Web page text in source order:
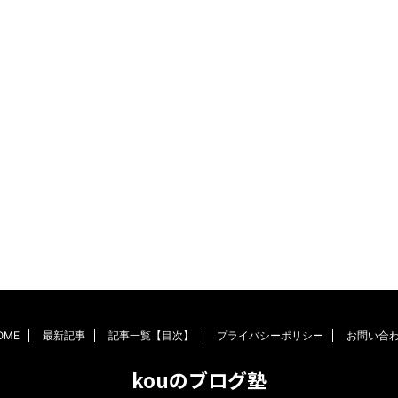
最新記事 記事一覧【目次】 プライバシーポリシー お問い合
kouのブログ塾